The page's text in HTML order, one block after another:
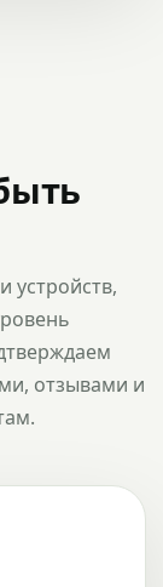
устройств,
отзывами и